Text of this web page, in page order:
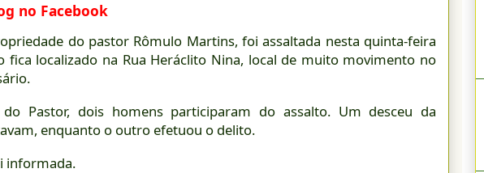
no Facebook
do pastor Rômulo Martins, foi assaltada nesta quinta-feira
fica localizado na Rua Heráclito Nina, local de muito movimento no
do Pastor, dois homens participaram do assalto. Um desceu da
enquanto o outro efetuou o delito.
informada.